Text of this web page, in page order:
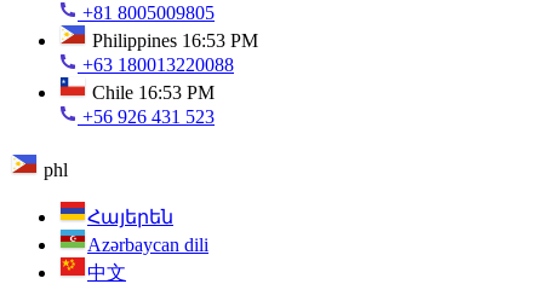
+81 8005009805
Philippines 16:53 PM
+63 180013220088
Chile 16:53 PM
+56 926 431 523
phl
Հայերեն
Azərbaycan dili
中文